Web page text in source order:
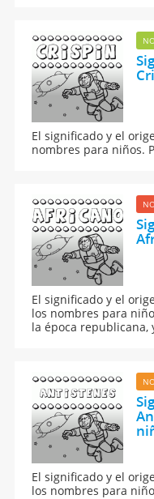
El significado y el
nombres para niños.
El significado y el
los nombres para
la época republicana,
El significado y el
los nombres para